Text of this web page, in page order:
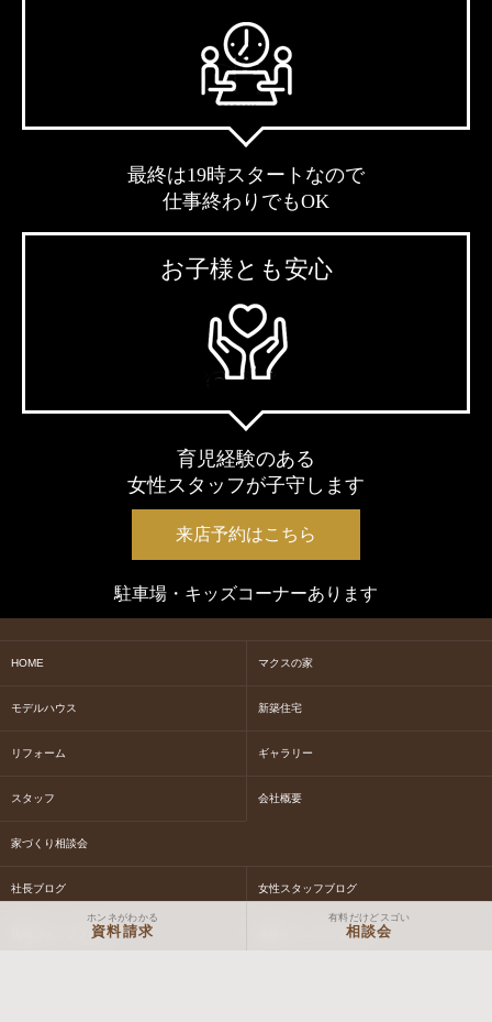
最終は19時スタートなので
仕事終わりでもOK
お子様とも安心
育児経験のある
女性スタッフが子守します
来店予約はこちら
駐車場・キッズコーナーあります
HOME マクスの家
モデルハウス 新築住宅
リフォーム ギャラリー
スタッフ 会社概要
家づくり相談会
社長ブログ 女性スタッフブログ
現場スタッフブログ 体験イベントについて
ホンネがわかる
資料請求
有料だけどスゴい
相談会